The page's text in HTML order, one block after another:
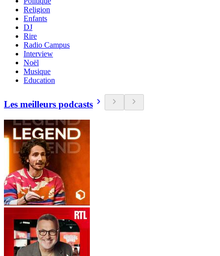
Religion
Enfants
DJ
Rire
Radio Campus
Interview
Noël
Musique
Education
Les meilleurs podcasts